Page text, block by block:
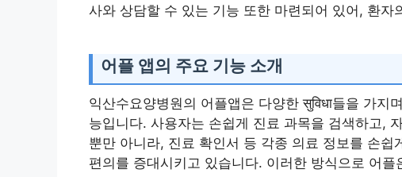
사와 상담할 수 있는 기능 또한 마련되어 있어, 환자
어플 앱의 주요 기능 소개
익산수요양병원의 어플앱은 다양한 सुविधा들을 가
능입니다. 사용자는 손쉽게 진료 과목을 검색하고,
뿐만 아니라, 진료 확인서 등 각종 의료 정보를 손
편의를 증대시키고 있습니다. 이러한 방식으로 어